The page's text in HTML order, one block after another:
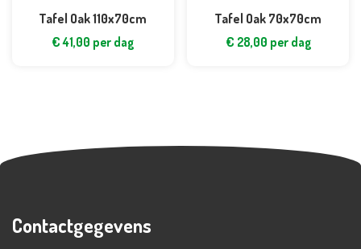
Tafel Oak 110x70cm
€41,00 per dag
Tafel Oak 70x70cm
€ 28,00 per dag
Contactgegevens